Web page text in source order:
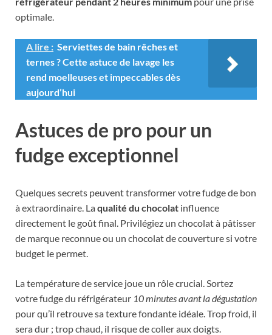
optimale.
A lire : Serviettes de bain rêches et
ternes ? Cette astuce de lavage les
rend moelleuses et impeccables dès
aujourd’hui
Astuces de pro pour un
fudge exceptionnel
Quelques secrets peuvent transformer votre fudge de bon
à extraordinaire. Laqualité du chocolat influence
directement le goût final. Privilégiez un chocolat à pâtisser
de marque reconnue ou un chocolat de couverture si votre
budget le permet.
La température de service joue un rôle crucial. Sortez
votre fudge du réfrigérateur 10 minutes avant la dégustation
pour qu’il retrouve sa texture fondante idéale. Trop froid, il
sera dur ; trop chaud, il risque de coller aux doigts.